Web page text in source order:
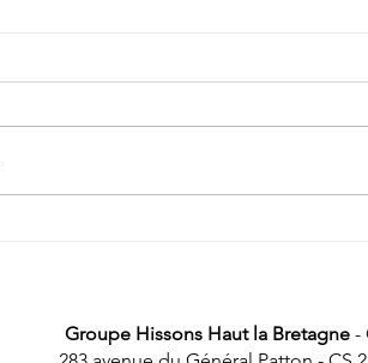
Groupe Hissons Haut la Bretagne-